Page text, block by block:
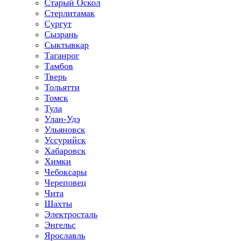
Старый Оскол
Стерлитамак
Сургут
Сызрань
Сыктывкар
Таганрог
Тамбов
Тверь
Тольятти
Томск
Тула
Улан-Удэ
Ульяновск
Уссурийск
Хабаровск
Химки
Чебоксары
Череповец
Чита
Шахты
Электросталь
Энгельс
Ярославль